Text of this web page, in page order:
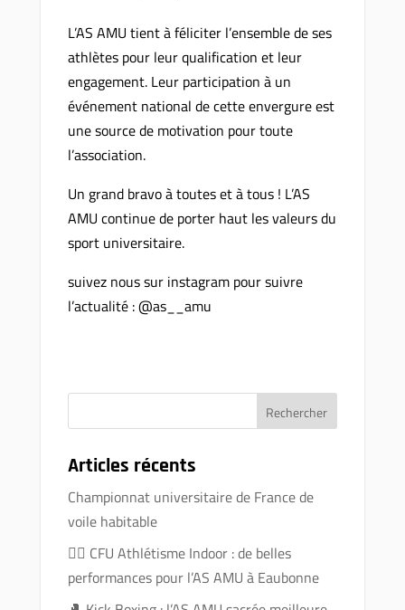
L’AS AMU tient à féliciter l’ensemble de ses
athlètes pour leur qualification et leur
engagement. Leur participation à un
événement national de cette envergure est
une source de motivation pour toute
l’association.
Un grand bravo à toutes et à tous ! L’AS
AMU continue de porter haut les valeurs du
sport universitaire.
suivez nous sur instagram pour suivre
l’actualité : @as__amu
Articles récents
Championnat universitaire de France de
voile habitable
🏃‍♂️ CFU Athlétisme Indoor : de belles
performances pour l’AS AMU à Eaubonne